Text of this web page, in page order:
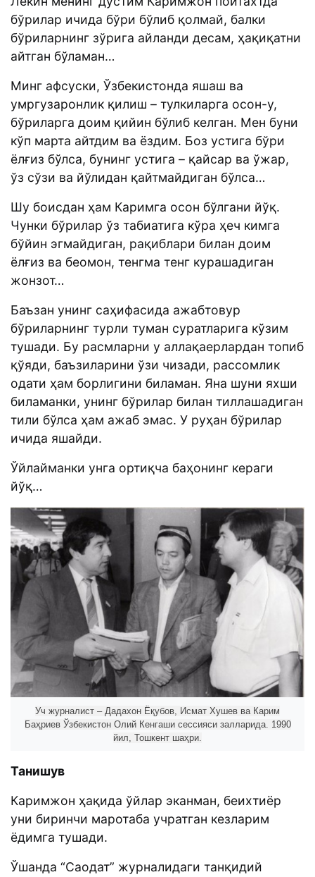
бўрилар ичида бўри бўлиб қолмай, балки
бўриларнинг зўрига айланди десам, ҳақиқатни
айтган бўламан…
Минг афсуски, Ўзбекистонда яшаш ва
умргузаронлик қилиш – тулкиларга осон-у,
бўриларга доим қийин бўлиб келган. Мен буни
кўп марта айтдим ва ёздим. Боз устига бўри
ёлғиз бўлса, бунинг устига – қайсар ва ўжар,
ўз сўзи ва йўлидан қайтмайдиган бўлса…
Шу боисдан ҳам Каримга осон бўлгани йўқ.
Чунки бўрилар ўз табиатига кўра ҳеч кимга
бўйин эгмайдиган, рақиблари билан доим
ёлғиз ва беомон, тенгма тенг курашадиган
жонзот…
Баъзан унинг саҳифасида ажабтовур
бўриларнинг турли туман суратларига кўзим
тушади. Бу расмларни у аллақаерлардан топиб
қўяди, баъзиларини ўзи чизади, рассомлик
одати ҳам борлигини биламан. Яна шуни яхши
биламанки, унинг бўрилар билан тиллашадиган
тили бўлса ҳам ажаб эмас. У руҳан бўрилар
ичида яшайди.
Ўйлайманки унга ортиқча баҳонинг кераги
йўқ…
Уч журналист – Дадахон Ёқубов, Исмат Хушев ва Карим
Баҳриев Ўзбекистон Олий Кенгаши сессияси залларида. 1990
йил, Тошкент шаҳри.
Танишув
Каримжон ҳақида ўйлар эканман, беихтиёр
уни биринчи маротаба учратган кезларим
ёдимга тушади.
Ўшанда “Саодат” журналидаги танқидий